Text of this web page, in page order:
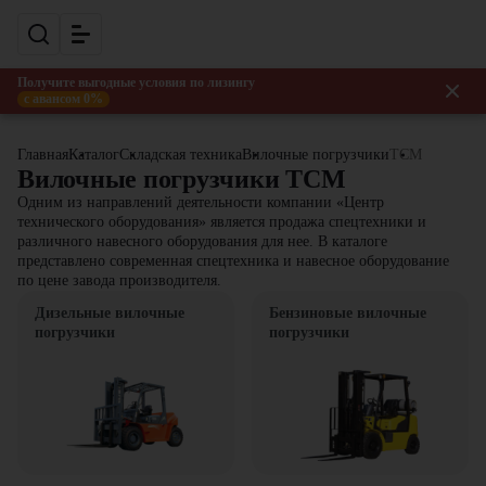
Получите выгодные условия по лизингу
с авансом 0%
Главная КаталогСкладская техника Вилочные погрузчики TCM
Вилочные погрузчики TCM
Одним из направлений деятельности компании «Центр
технического оборудования» является продажа спецтехники и
различного навесного оборудования для нее. В каталоге
представлено современная спецтехника и навесное оборудование
по цене завода производителя.
Дизельные вилочные
погрузчики
Бензиновые вилочные
погрузчики